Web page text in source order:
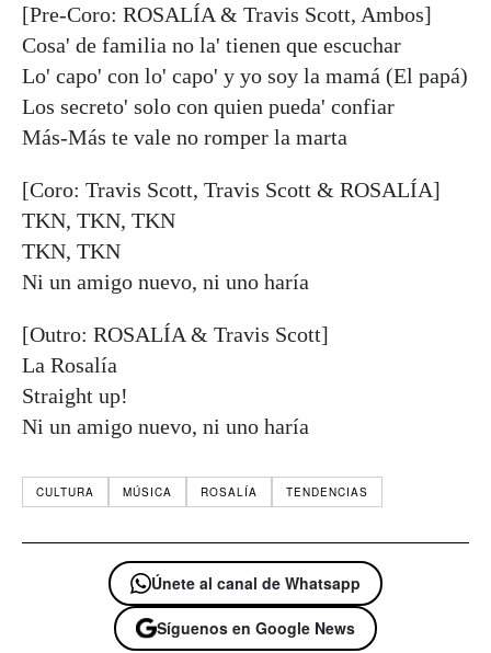
[Pre-Coro: ROSALÍA & Travis Scott, Ambos]
Cosa' de familia no la' tienen que escuchar
Lo' capo' con lo' capo' y yo soy la mamá (El papá)
Los secreto' solo con quien pueda' confiar
Más-Más te vale no romper la marta
[Coro: Travis Scott, Travis Scott & ROSALÍA]
TKN, TKN, TKN
TKN, TKN
Ni un amigo nuevo, ni uno haría
[Outro: ROSALÍA & Travis Scott]
La Rosalía
Straight up!
Ni un amigo nuevo, ni uno haría
CULTURA MÚSICA ROSALÍA TENDENCIAS
Únete al canal de Whatsapp
Síguenos en Google News